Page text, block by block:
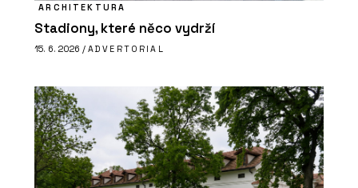
ARCHITEKTURA
Stadiony, které něco vydrží
15. 6. 2026 / ADVERTORIAL